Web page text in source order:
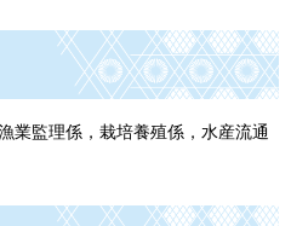
業監理係，栽培養殖係，水産流通